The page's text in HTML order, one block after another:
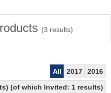
(3 results)
All 2017
2016
(of which Invited: 1 results)